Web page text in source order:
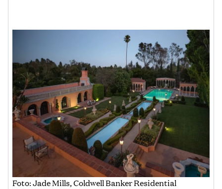
Foto: Jade Mills, Coldwell Banker Residential